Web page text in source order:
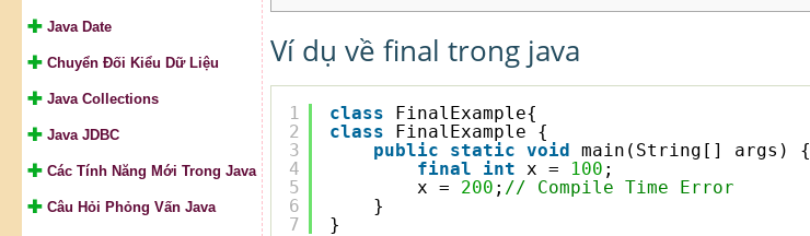
Java Date
Chuyển Đối Kiểu Dữ Liệu
Java Collections
Java JDBC
Các Tính Năng Mới Trong Java
Câu Hỏi Phỏng Vấn Java
Ví dụ về final trong java
1
2
3
4
5
6
7
class
FinalExample{
class
FinalExample {
public
static void main(String[] args) {
final
int x = 100 ;
x = 200 ; // Compile Time Error
}
}